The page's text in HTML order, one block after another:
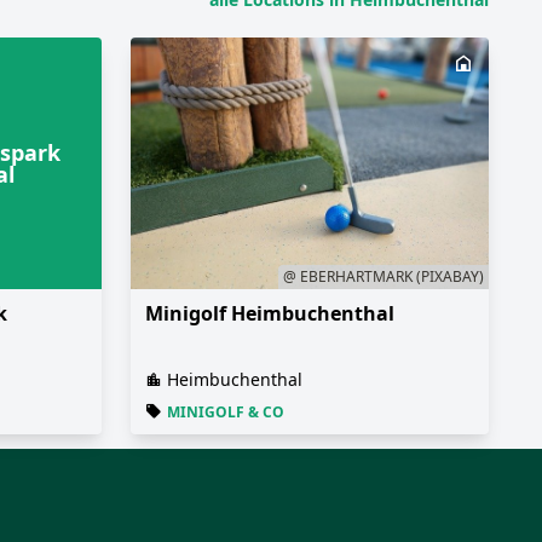
@ EBERHARTMARK (PIXABAY)
Minigolf Heimbuchenthal
Heimbuchenthal
MINIGOLF & CO